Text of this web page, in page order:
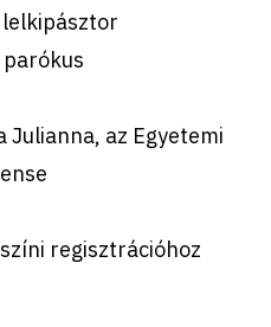
Julianna, az Egyetemi
regisztrációhoz